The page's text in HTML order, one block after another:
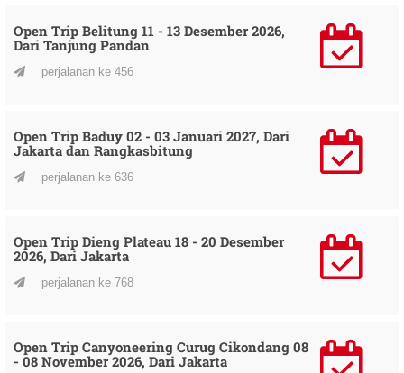
Open Trip Belitung 11 - 13 Desember 2026,
Dari Tanjung Pandan
perjalanan ke 456
Open Trip Baduy 02 - 03 Januari 2027, Dari
Jakarta dan Rangkasbitung
perjalanan ke 636
Open Trip Dieng Plateau 18 - 20 Desember
2026, Dari Jakarta
perjalanan ke 768
Open Trip Canyoneering Curug Cikondang 08
- 08 November 2026, Dari Jakarta